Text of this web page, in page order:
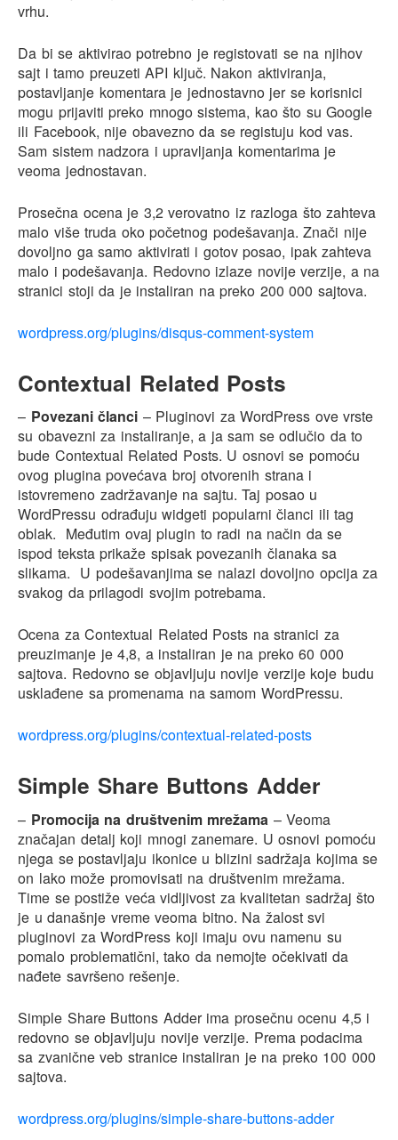
vrhu.
Da bi se aktivirao potrebno je registovati se na njihov
sajt i tamo preuzeti API ključ. Nakon aktiviranja,
postavljanje komentara je jednostavno jer se korisnici
mogu prijaviti preko mnogo sistema, kao što su Google
ili Facebook, nije obavezno da se registuju kod vas.
Sam sistem nadzora i upravljanja komentarima je
veoma jednostavan.
Prosečna ocena je 3,2 verovatno iz razloga što zahteva
malo više truda oko početnog podešavanja. Znači nije
dovoljno ga samo aktivirati i gotov posao, ipak zahteva
malo i podešavanja. Redovno izlaze novije verzije, a na
stranici stoji da je instaliran na preko 200 000 sajtova.
wordpress.org/plugins/disqus-comment-system
Contextual Related Posts
– Povezani članci – Pluginovi za WordPress ove vrste
su obavezni za instaliranje, a ja sam se odlučio da to
bude Contextual Related Posts. U osnovi se pomoću
ovog plugina povećava broj otvorenih strana i
istovremeno zadržavanje na sajtu. Taj posao u
WordPressu odrađuju widgeti popularni članci ili tag
oblak. Međutim ovaj plugin to radi na način da se
ispod teksta prikaže spisak povezanih članaka sa
slikama. U podešavanjima se nalazi dovoljno opcija za
svakog da prilagodi svojim potrebama.
Ocena za Contextual Related Posts na stranici za
preuzimanje je 4,8, a instaliran je na preko 60 000
sajtova. Redovno se objavljuju novije verzije koje budu
usklađene sa promenama na samom WordPressu.
wordpress.org/plugins/contextual-related-posts
Simple Share Buttons Adder
– Promocija na društvenim mrežama – Veoma
značajan detalj koji mnogi zanemare. U osnovi pomoću
njega se postavljaju ikonice u blizini sadržaja kojima se
on lako može promovisati na društvenim mrežama.
Time se postiže veća vidljivost za kvalitetan sadržaj što
je u današnje vreme veoma bitno. Na žalost svi
pluginovi za WordPress koji imaju ovu namenu su
pomalo problematični, tako da nemojte očekivati da
nađete savršeno rešenje.
Simple Share Buttons Adder ima prosečnu ocenu 4,5 i
redovno se objavljuju novije verzije. Prema podacima
sa zvanične veb stranice instaliran je na preko 100 000
sajtova.
wordpress.org/plugins/simple-share-buttons-adder